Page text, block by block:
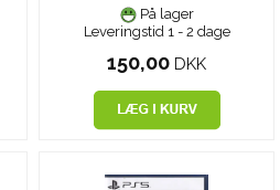
På lager
Leveringstid 1 - 2 dage
150,00 DKK